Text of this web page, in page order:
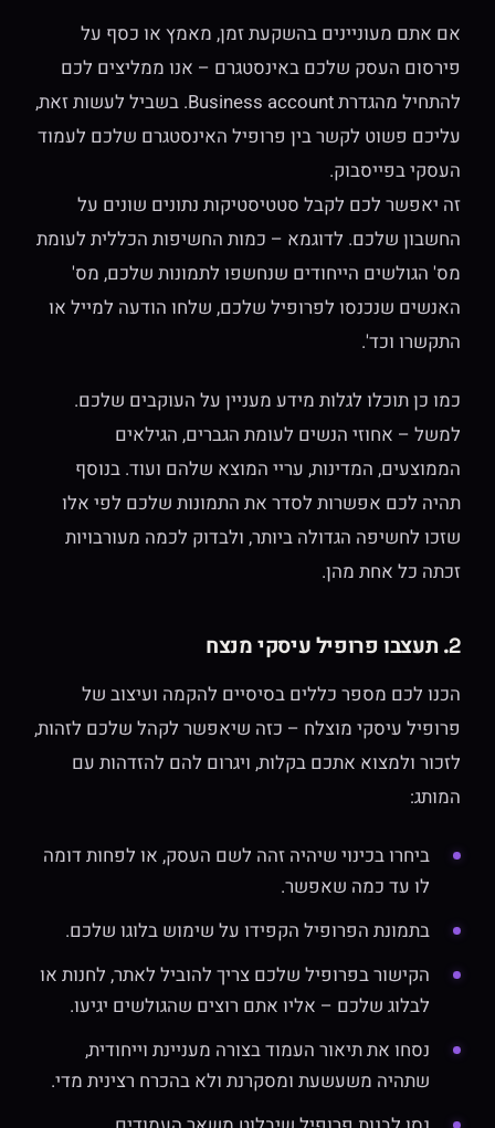
אם אתם מעוניינים בהשקעת זמן, מאמץ או כסף על
פירסום העסק שלכם באינסטגרם – אנו ממליצים לכם
להתחיל מהגדרת Business account. בשביל לעשות זאת,
עליכם פשוט לקשר בין פרופיל האינסטגרם שלכם לעמוד
העסקי בפייסבוק.
זה יאפשר לכם לקבל סטטיסטיקות נתונים שונים על
החשבון שלכם. לדוגמא – כמות החשיפות הכללית לעומת
מס' הגולשים הייחודים שנחשפו לתמונות שלכם, מס'
האנשים שנכנסו לפרופיל שלכם, שלחו הודעה למייל או
התקשרו וכד'.
כמו כן תוכלו לגלות מידע מעניין על העוקבים שלכם.
למשל – אחוזי הנשים לעומת הגברים, הגילאים
הממוצעים, המדינות, עריי המוצא שלהם ועוד. בנוסף
תהיה לכם אפשרות לסדר את התמונות שלכם לפי אלו
שזכו לחשיפה הגדולה ביותר, ולבדוק לכמה מעורבויות
זכתה כל אחת מהן.
2. תעצבו פרופיל עיסקי מנצח
הכנו לכם מספר כללים בסיסיים להקמה ועיצוב של
פרופיל עיסקי מוצלח – כזה שיאפשר לקהל שלכם לזהות,
לזכור ולמצוא אתכם בקלות, ויגרום להם להזדהות עם
המותג:
ביחרו בכינוי שיהיה זהה לשם העסק, או לפחות דומה
לו עד כמה שאפשר.
בתמונת הפרופיל הקפידו על שימוש בלוגו שלכם.
הקישור בפרופיל שלכם צריך להוביל לאתר, לחנות או
לבלוג שלכם – אליו אתם רוצים שהגולשים יגיעו.
נסחו את תיאור העמוד בצורה מעניינת וייחודית,
שתהיה משעשעת ומסקרנת ולא בהכרח רצינית מדי.